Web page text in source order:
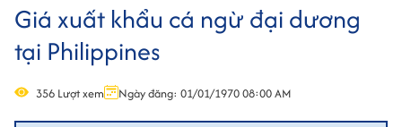
Giá xuất khẩu cá ngừ đại dương
tại Philippines
356 Lượt xem Ngày đăng: 01/01/1970 08:00 AM